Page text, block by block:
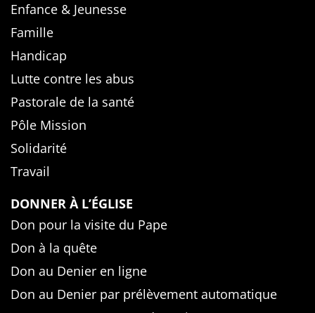
Enfance & Jeunesse
Famille
Handicap
Lutte contre les abus
Pastorale de la santé
Pôle Mission
Solidarité
Travail
DONNER À L’ÉGLISE
Don pour la visite du Pape
Don à la quête
Don au Denier en ligne
Don au Denier par prélèvement automatique